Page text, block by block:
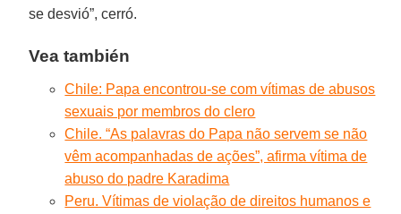
se desvió”, cerró.
Vea también
Chile: Papa encontrou-se com vítimas de abusos
sexuais por membros do clero
Chile. “As palavras do Papa não servem se não
vêm acompanhadas de ações”, afirma vítima de
abuso do padre Karadima
Peru. Vítimas de violação de direitos humanos e